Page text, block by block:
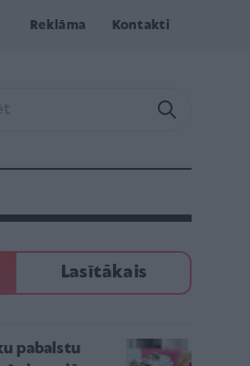
Reklāma Kontakti
Lasītākais
pabalstu